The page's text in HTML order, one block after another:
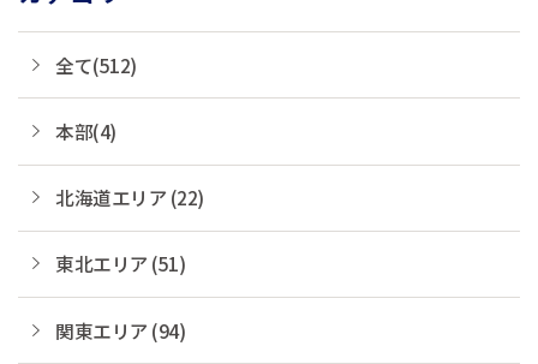
全て(512)
本部(4)
北海道エリア (22)
東北エリア (51)
関東エリア (94)